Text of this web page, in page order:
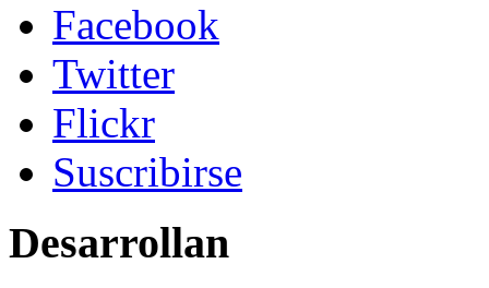
Facebook
Twitter
Flickr
Suscribirse
Desarrollan